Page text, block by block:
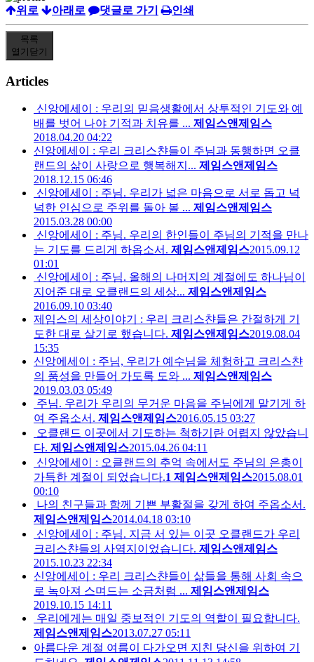
위로 아래로 댓글로 가기 인쇄
목록
열기 닫기
Articles
신앙에세이 : 우리의 믿음생활에서 상투적인 기도와 예
배를 벗어 나야 기적과 치유를 ... 제임스앤제임스
2018.04.20 04:22
신앙에세이 : 우리 크리스챤들이 주님과 동행하면 오클
랜드의 삶이 사랑으로 행복해지... 제임스앤제임스
2018.12.15 06:46
신앙에세이 : 주님. 우리가 넓은 마음으로 서로 돕고 넉
넉한 인심으로 주위를 돌아 볼 ... 제임스앤제임스
2015.03.28 00:00
신앙에세이 : 주님. 우리의 한인들이 주님의 기적을 만나
는 기도를 드리게 하옵소서. 제임스앤제임스2015.09.12
01:01
신앙에세이 : 주님. 올해의 나머지의 계절에도 하나님이
지어준 대로 오클랜드의 세상... 제임스앤제임스
2016.09.10 03:40
제임스의 세상이야기 : 우리 크리스챤들은 간절하게 기
도한 대로 살기로 했습니다. 제임스앤제임스2019.08.04
15:35
신앙에세이 : 주님, 우리가 예수님을 체험하고 크리스챤
의 품성을 만들어 가도록 도와 ... 제임스앤제임스
2019.03.03 05:49
주님. 우리가 우리의 무거운 마음을 주님에게 맡기게 하
여 주옵소서. 제임스앤제임스2016.05.15 03:27
오클랜드 이곳에서 기도하는 척하기란 어렵지 않았습니
다. 제임스앤제임스2015.04.26 04:11
신앙에세이 : 오클랜드의 추억 속에서도 주님의 은총이
가득한 계절이 되었습니다.1 제임스앤제임스2015.08.01
00:10
나의 친구들과 함께 기쁜 부활절을 갖게 하여 주옵소서.
제임스앤제임스2014.04.18 03:10
신앙에세이 : 주님. 지금 서 있는 이곳 오클랜드가 우리
크리스챤들의 사역지이었습니다. 제임스앤제임스
2015.10.23 22:34
신앙에세이 : 우리 크리스챤들이 삶들을 통해 사회 속으
로 녹아져 스며드는 소금처럼 ... 제임스앤제임스
2019.10.15 14:11
우리에게는 매일 중보적인 기도의 역할이 필요합니다.
제임스앤제임스2013.07.27 05:11
아름다운 계절 여름이 다가오면 지친 당신을 위하여 기